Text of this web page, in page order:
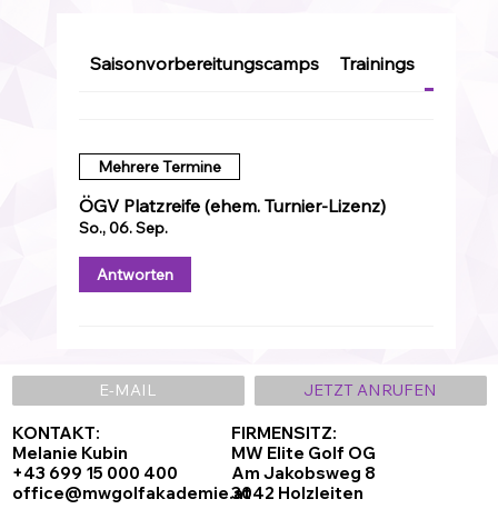
Saisonvorbereitungscamps Trainings
Mehrere Termine
ÖGV Platzreife (ehem. Turnier-Lizenz)
So., 06. Sep.
Antworten
FIRMENSITZ:
MW Elite Golf OG
Am Jakobsweg 8
3042 Holzleiten
KONTAKT:
Melanie Kubin
+43 699 15 000 400
office@mwgolfakademie.at
JETZT ANRUFEN
E-MAIL